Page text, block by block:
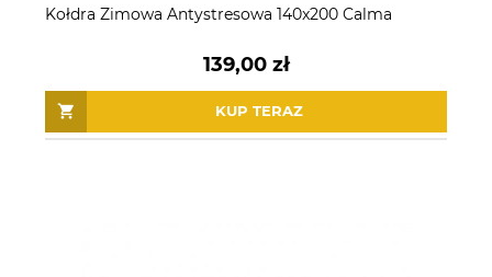
Kołdra Zimowa Antystresowa 140x200 Calma
139,00 zł
KUP TERAZ